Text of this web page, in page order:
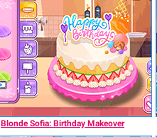
Blonde Sofia: Birthday Makeover